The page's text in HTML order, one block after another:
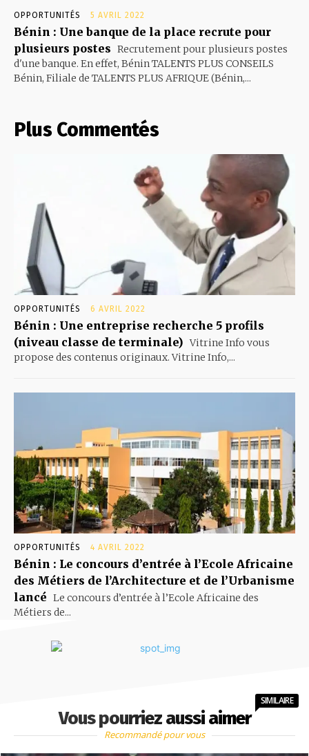
OPPORTUNITÉS 5 AVRIL 2022
Bénin : Une banque de la place recrute pour
plusieurs postes Recrutement pour plusieurs postes
d'une banque. En effet, Bénin TALENTS PLUS CONSEILS
Bénin, Filiale de TALENTS PLUS AFRIQUE (Bénin,...
Plus Commentés
OPPORTUNITÉS 6 AVRIL 2022
Bénin : Une entreprise recherche 5 profils
(niveau classe de terminale) Vitrine Info vous
propose des contenus originaux. Vitrine Info,...
OPPORTUNITÉS 4 AVRIL 2022
Bénin : Le concours d’entrée à l’Ecole Africaine
des Métiers de l’Architecture et de l’Urbanisme
lancé Le concours d’entrée à l’Ecole Africaine des
Métiers de...
Vous pourriez aussi aimer
SIMILAIRE
Recommandé pour vous